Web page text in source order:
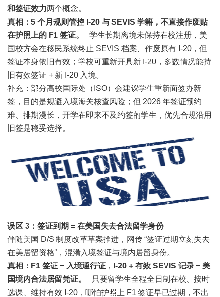
和签证效力两个概念。
真相：5 个月规则管控 I-20 与 SEVIS 学籍，不直接作废贴
在护照上的 F1 签证。
学生长期离境未保持在校注册，美
国校方会在移民系统终止 SEVIS 档案、作废原有 I-20，但
签证本身依旧有效；学校可重新开具新 I-20，多数情况能持
旧有效签证 + 新 I-20 入境。
补充：部分高校国际处（ISO）会建议学生重新面签办新
签，目的是规避入境海关核查风险；但 2026 年签证预约
难、排期漫长，开学在即来不及约签的学生，优先合规沿用
旧签是稳妥选择。
误区 3：签证到期 = 在美国失去合法留学身份
伴随美国 D/S 制度改革草案推进，网传 “签证过期立刻失去
在美居留资格”，混淆入境签证与境内居留身份。
真相：F1 签证 = 入境通行证，I-20 + 有效 SEVIS 记录 = 美
国境内合法居留凭证。
只要留学生全程全日制在校、按时
选课、维持有效 I-20，哪怕护照上 F1 签证早已过期，不出